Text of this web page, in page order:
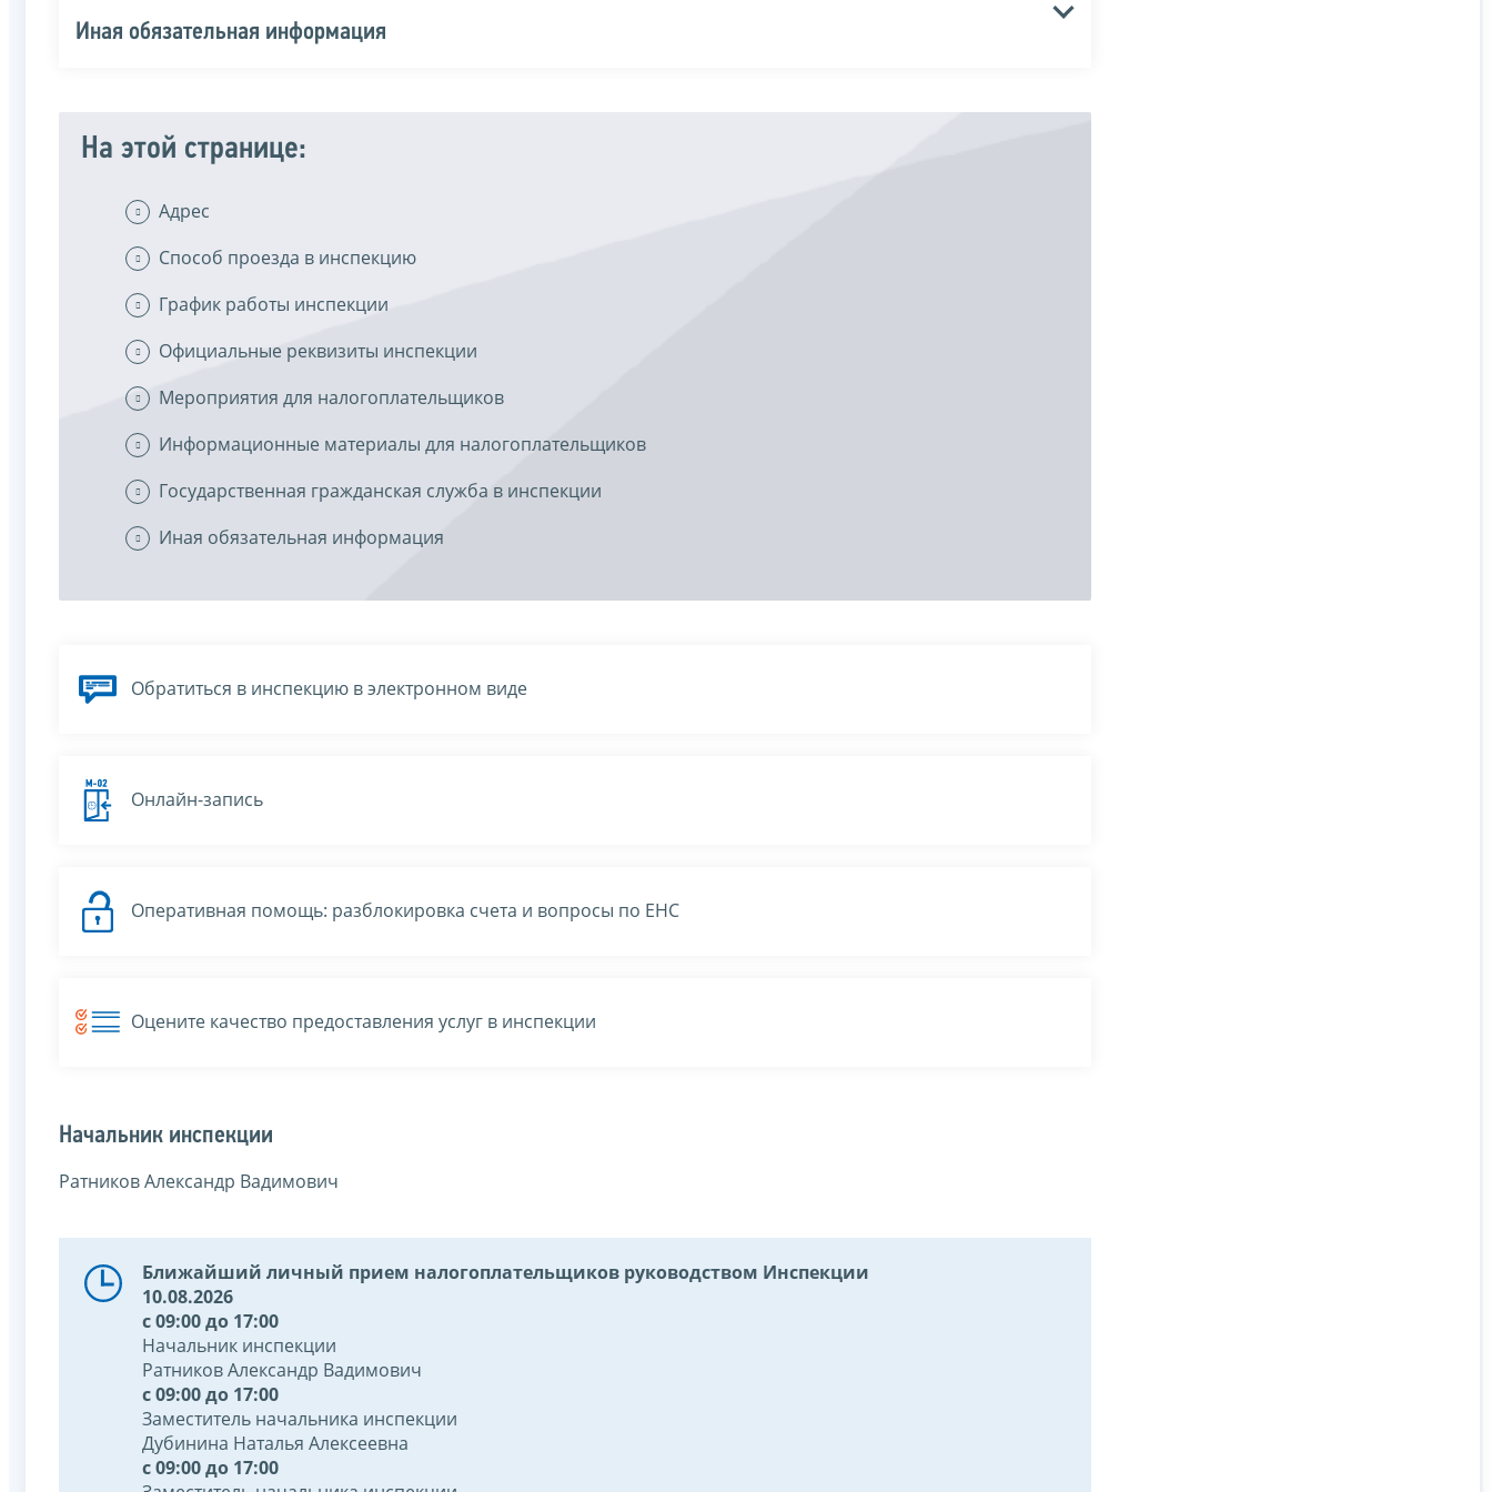
Иная обязательная информация
На этой странице:
Адрес
Способ проезда в инспекцию
График работы инспекции
Официальные реквизиты инспекции
Мероприятия для налогоплательщиков
Информационные материалы для налогоплательщиков
Государственная гражданская служба в инспекции
Иная обязательная информация
Обратиться в инспекцию в электронном виде
Онлайн-запись
Оперативная помощь: разблокировка счета и вопросы по ЕНС
Оцените качество предоставления услуг в инспекции
Начальник инспекции
Ратников Александр Вадимович
Ближайший личный прием налогоплательщиков руководством Инспекции
10.08.2026
с 09:00 до 17:00
Начальник инспекции
Ратников Александр Вадимович
с 09:00 до 17:00
Заместитель начальника инспекции
Дубинина Наталья Алексеевна
с 09:00 до 17:00